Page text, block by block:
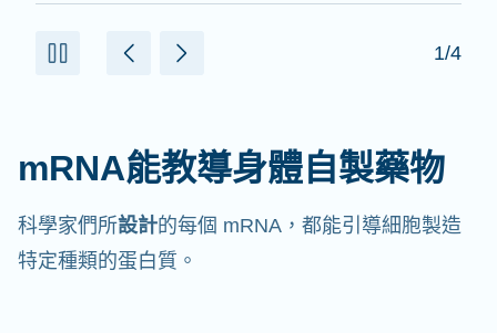
2/4
mRNA能教導身體自製藥物
科學家們所設計的每個 mRNA，都能引導細胞製造
特定種類的蛋白質。